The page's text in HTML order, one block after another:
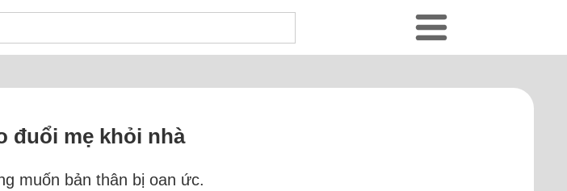
đuổi mẹ khỏi nhà
muốn bản thân bị oan ức.